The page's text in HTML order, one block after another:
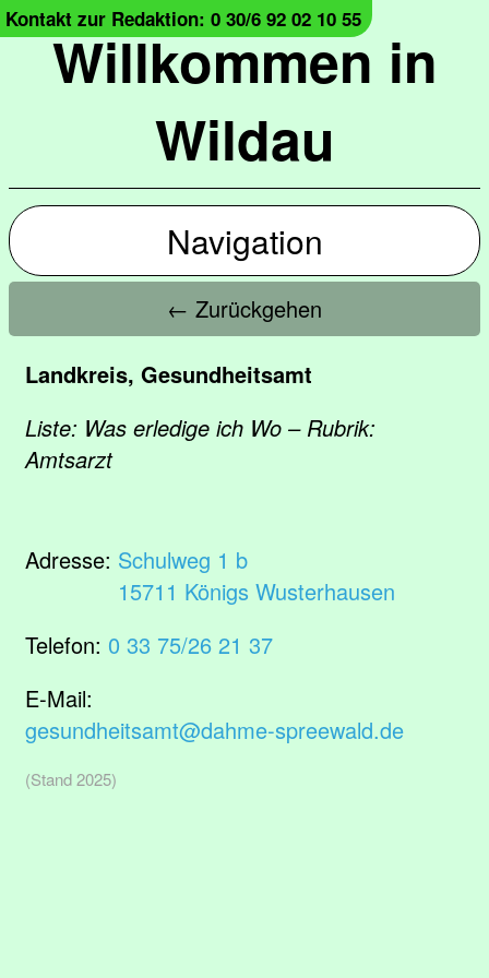
Willkommen in
Wildau
Kontakt zur Redaktion: 0 30/6 92 02 10 55
Navigation
← Zurückgehen
Landkreis, Gesundheitsamt
Liste: Was erledige ich Wo – Rubrik:
Amtsarzt
Adresse: Schulweg 1 b
15711 Königs Wusterhausen
Telefon: 0 33 75/26 21 37
E-Mail:
gesundheitsamt@dahme-spreewald.de
(Stand 2025)